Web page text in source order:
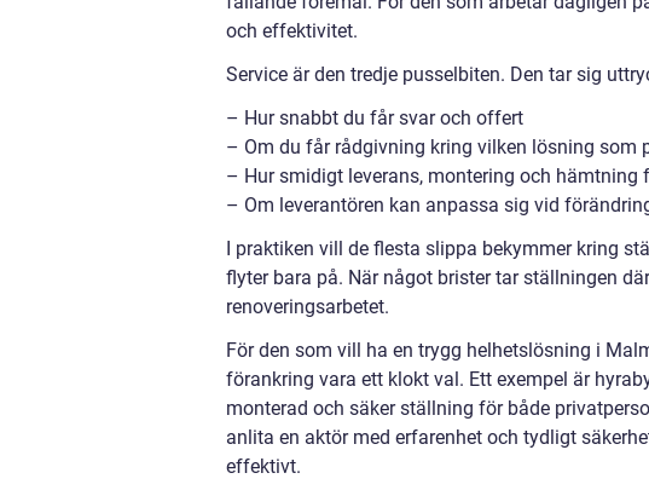
och effektivitet.
Service är den tredje pusselbiten. Den tar sig
– Hur snabbt du får svar och offert
– Om du får rådgivning kring vilken lösning som
– Hur smidigt leverans, montering och hämtning
– Om leverantören kan anpassa sig vid
I praktiken vill de flesta slippa bekymmer kring
flyter bara på. När något brister tar ställningen
renoveringsarbetet.
För den som vill ha en trygg helhetslösning i
förankring vara ett klokt val. Ett exempel är
monterad och säker ställning för både
anlita en aktör med erfarenhet och tydligt
effektivt.